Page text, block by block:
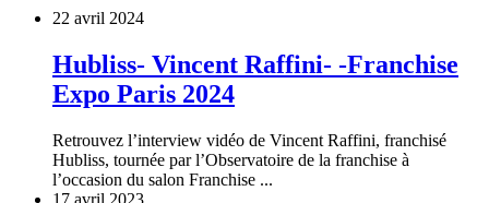
22 avril 2024
Hubliss- Vincent Raffini- -Franchise
Expo Paris 2024
Retrouvez l’interview vidéo de Vincent Raffini, franchisé
Hubliss, tournée par l’Observatoire de la franchise à
l’occasion du salon Franchise ...
17 avril 2023